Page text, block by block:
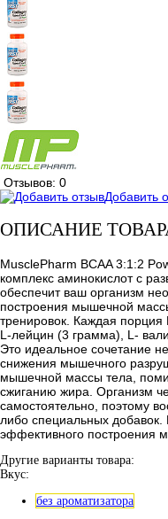
Отзывов: 0
Добавить
ОПИСАНИЕ
MusclePharm BCAA 3:1:2
комплекс аминокислот с
обеспечит ваш организм
построения мышечной
тренировок. Каждая порция
L-лейцин (3 грамма), L-
Это идеальное сочетание
снижения мышечного
мышечной массы тела,
сжиганию жира. Организм
самостоятельно, поэтому
либо специальных
эффективного построения
Другие варианты товара:
Вкус:
без ароматизатора